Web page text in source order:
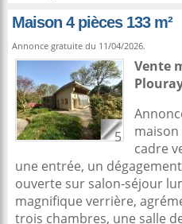
Maison 4 pièces 133 m²
Annonce gratuite du 11/04/2026.
5
Vente
cadre
une entrée, un
ouverte sur salon-séjour
magnifique verrière,
trois chambres, une salle